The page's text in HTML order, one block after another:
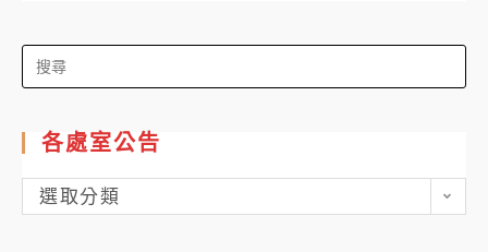
Search
for:
各處室公告
各
處
選取分類